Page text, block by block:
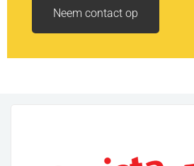
Neem contact op